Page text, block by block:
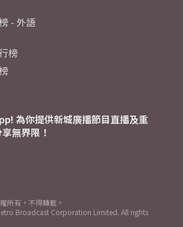
- 外語
榜
為你提供新城廣播節目直播及重
無界限！
所有，不得轉載。
Broadcast Corporation Limited. All rights